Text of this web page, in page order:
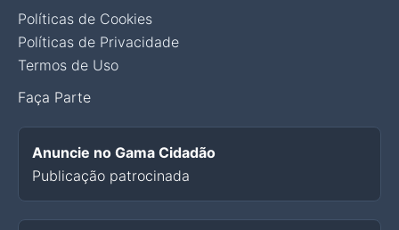
Políticas de Cookies
Políticas de Privacidade
Termos de Uso
Faça Parte
Anuncie no Gama Cidadão
Publicação patrocinada